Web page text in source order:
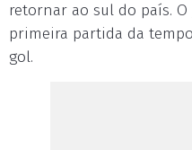
retornar ao sul do país.
primeira partida da
gol.